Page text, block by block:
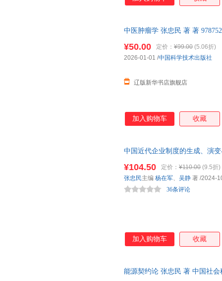
中医肿瘤学 张忠民 著 著
¥50.00 定价： ¥99.00 (5.06折)
辽版新华书店旗舰店
2026-01-01 /中国科学技术出版社
加入购物车 收藏
中国近代企业制度的生成、演
¥104.50 定价： ¥110.00 (9.5折)
36条评论
张忠民主编 杨在军、 吴静 著 /2024-
加入购物车 收藏
能源契约论 张忠民 著 中国社